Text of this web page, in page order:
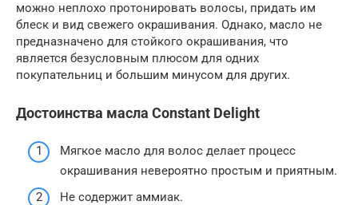
можно неплохо протонировать волосы, придать им
блеск и вид свежего окрашивания. Однако, масло не
предназначено для стойкого окрашивания, что
является безусловным плюсом для одних
покупательниц и большим минусом для других.
Достоинства масла Constant Delight
Мягкое масло для волос делает процесс
окрашивания невероятно простым и приятным.
Не содержит аммиак.